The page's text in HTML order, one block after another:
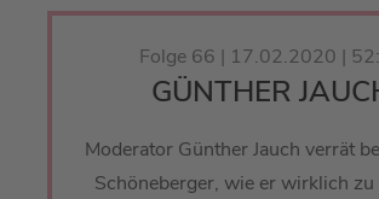
Folge 66 | 17.02.2020 |
GÜNTHER
Moderator Günther Jauch verrät
Schöneberger, wie er wirklich